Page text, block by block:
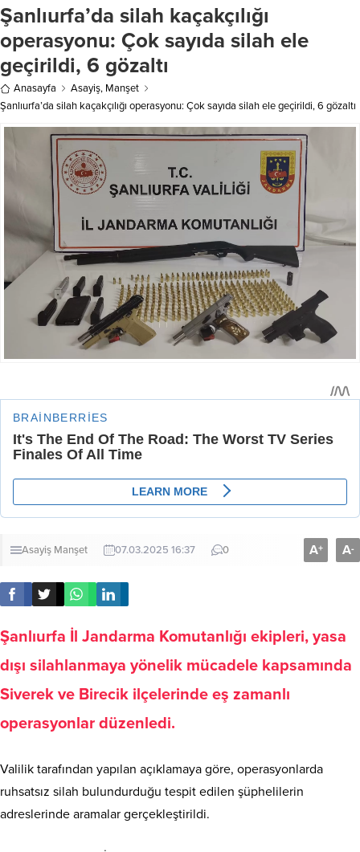
Bu davayla birlikte yaşama irademiz
hedef alınmaktadır” dedi. Haber
Merkezi – İstanbul’da devam eden
ve...
Şanlıurfa’da silah kaçakçılığı
operasyonu: Çok sayıda silah ele
geçirildi, 6 gözaltı
Anasayfa Asayiş, Manşet
Şanlıurfa’da silah kaçakçılığı operasyonu: Çok sayıda silah ele geçirildi, 6 gözaltı
Asayiş Manşet 07.03.2025 16:37 0 A+ A-
Şanlıurfa İl Jandarma Komutanlığı ekipleri, yasa
dışı silahlanmaya yönelik mücadele kapsamında
Siverek ve Birecik ilçelerinde eş zamanlı
operasyonlar düzenledi.
Valilik tarafından yapılan açıklamaya göre, operasyonlarda
ruhsatsız silah bulundurduğu tespit edilen şüphelilerin
adreslerinde aramalar gerçekleştirildi.